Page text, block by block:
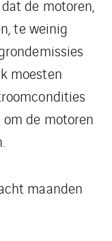
de motoren,
te weinig
moesten
de motoren
maanden